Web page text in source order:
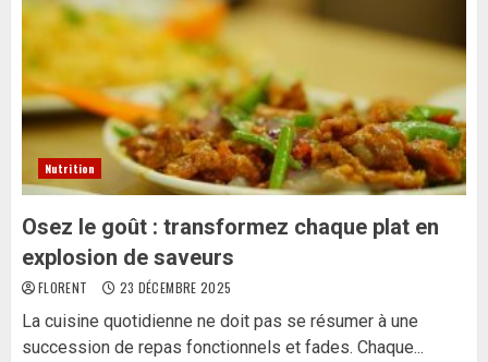
Nutrition
Osez le goût : transformez chaque plat en
explosion de saveurs
FLORENT 23 DÉCEMBRE 2025
La cuisine quotidienne ne doit pas se résumer à une
succession de repas fonctionnels et fades. Chaque...